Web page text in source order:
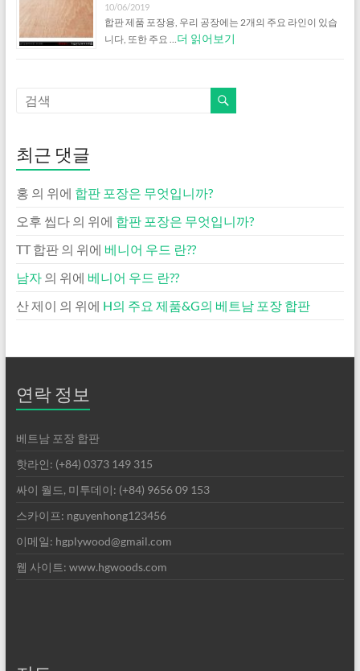
10/06/2019
합판 제품 포장용, 우리 공장에는 2개의 주요 라인이 있습
니다, 또한 주요 … 더 읽어보기
최근 댓글
홍 의 위에 합판 포장은 무엇입니까?
오후 씹다의 위에 합판 포장은 무엇입니까?
TT 합판의 위에 베니어 우드 란??
남자의 위에 베니어 우드 란??
산 제이 의 위에 H의 주요 제품&G의 베트남 포장 합판
연락 정보
베트남 포장 합판
핫라인: (+84) 0373 149 315
싸이 월드, 미투데이: (+84) 9656 09 153
스카이프: nguyenhong123456
이메일: hgplywood@gmail.com
웹 사이트: www.hgwoods.com